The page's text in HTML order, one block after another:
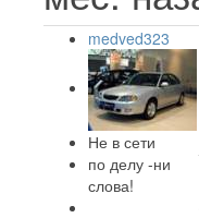
medved323
Не в сети
по делу -ни
слова!